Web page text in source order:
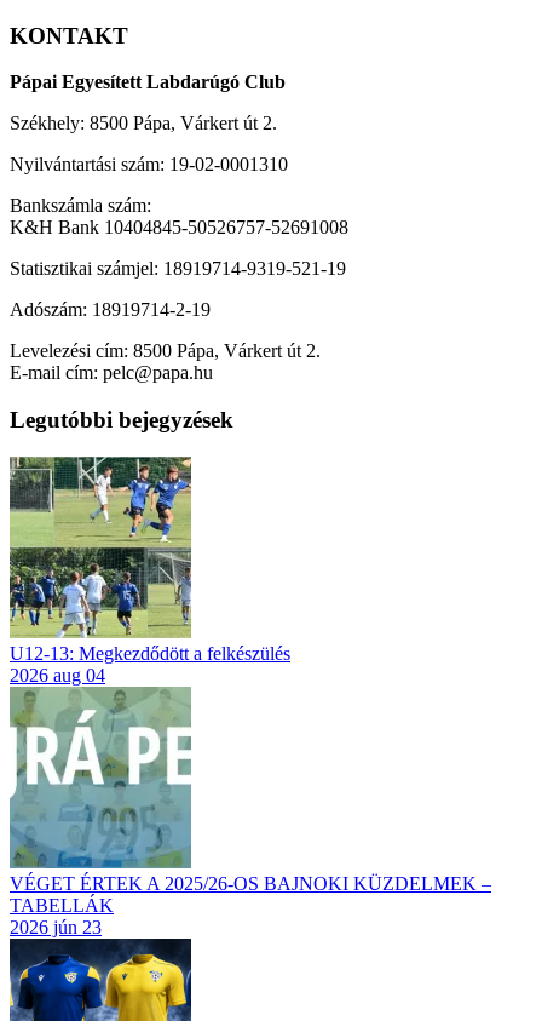
KONTAKT
Pápai Egyesített Labdarúgó Club
Székhely: 8500 Pápa, Várkert út 2.
Nyilvántartási szám: 19-02-0001310
Bankszámla szám:
K&H Bank 10404845-50526757-52691008
Statisztikai számjel: 18919714-9319-521-19
Adószám: 18919714-2-19
Levelezési cím: 8500 Pápa, Várkert út 2.
E-mail cím: pelc@papa.hu
Legutóbbi bejegyzések
U12-13: Megkezdődött a felkészülés
2026 aug 04
VÉGET ÉRTEK A 2025/26-OS BAJNOKI KÜZDELMEK –
TABELLÁK
2026 jún 23